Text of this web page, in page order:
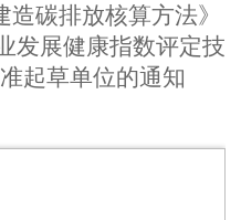
碳排放核算方法》
发展健康指数评定技
起草单位的通知